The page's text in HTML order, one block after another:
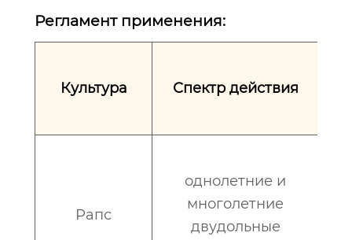
Регламент применения:
Культура Спектр действия
Рапс
однолетние и
многолетние
двудольные